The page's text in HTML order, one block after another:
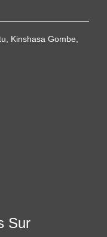
Kinshasa Gombe,
Sur